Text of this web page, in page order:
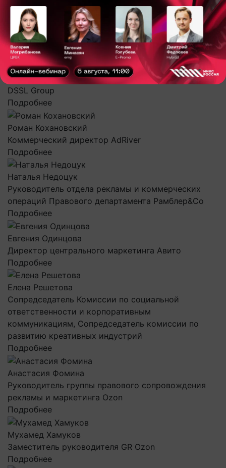
комитета по Развитию регулирования
Подробнее
Участники совета
Рим Адельшин
Доцент РГУП, РАНХИГС, Советник Panja Group,
DSSL Group
Подробнее
Роман Кохановский
Коммерческий директор AdRiver
Подробнее
Наталья Недоцук
Руководитель отдела рекламы и коммерческих
операций Правового департамента Рамблер&Co
Подробнее
Евгения Одинцова
Директор центрального маркетинга Авито
Подробнее
Елена Решетова
Сопредседатель Комиссии по социальной
ответственности и корпоративным
коммуникациям, Сопредседатель комиссии по
развитию креативных индустрий
Подробнее
Анастасия Фомина
Руководитель группы правового сопровождения
рекламы и маркетинга Ozon
Подробнее
Мухамед Хамуков
Заместитель руководителя GR Ozon
Подробнее